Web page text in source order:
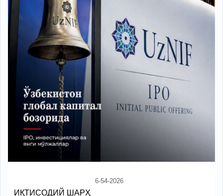
6-54-2026
ИҚТИСОДИЙ ШАРҲ